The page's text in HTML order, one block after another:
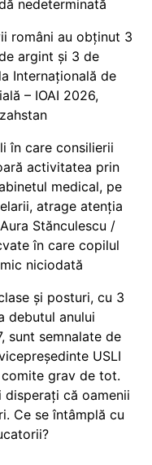
nedeterminată
români au obținut 3
argint și 3 de
Internațională de
– IOAI 2026,
în care consilierii
activitatea prin
medical, pe
atrage atenția
Stănculescu /
în care copilul
niciodată
și posturi, cu 3
debutul anului
sunt semnalate de
USLI
grav de tot.
disperați că oamenii
Ce se întâmplă cu